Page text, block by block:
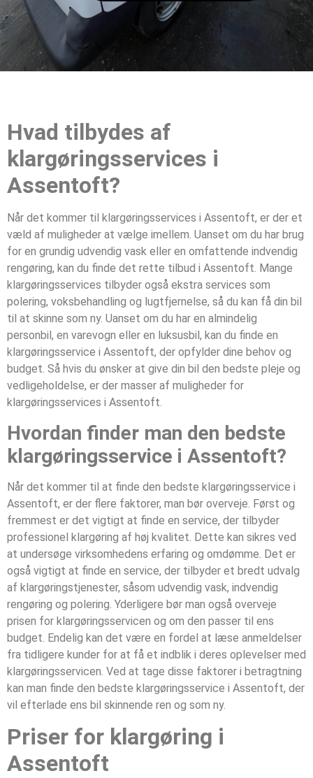
Hvad tilbydes af
klargøringsservices i
Assentoft?
Når det kommer til klargøringsservices i Assentoft, er der et
væld af muligheder at vælge imellem. Uanset om du har brug
for en grundig udvendig vask eller en omfattende indvendig
rengøring, kan du finde det rette tilbud i Assentoft. Mange
klargøringsservices tilbyder også ekstra services som
polering, voksbehandling og lugtfjernelse, så du kan få din bil
til at skinne som ny. Uanset om du har en almindelig
personbil, en varevogn eller en luksusbil, kan du finde en
klargøringsservice i Assentoft, der opfylder dine behov og
budget. Så hvis du ønsker at give din bil den bedste pleje og
vedligeholdelse, er der masser af muligheder for
klargøringsservices i Assentoft.
Hvordan finder man den bedste
klargøringsservice i Assentoft?
Når det kommer til at finde den bedste klargøringsservice i
Assentoft, er der flere faktorer, man bør overveje. Først og
fremmest er det vigtigt at finde en service, der tilbyder
professionel klargøring af høj kvalitet. Dette kan sikres ved
at undersøge virksomhedens erfaring og omdømme. Det er
også vigtigt at finde en service, der tilbyder et bredt udvalg
af klargøringstjenester, såsom udvendig vask, indvendig
rengøring og polering. Yderligere bør man også overveje
prisen for klargøringsservicen og om den passer til ens
budget. Endelig kan det være en fordel at læse anmeldelser
fra tidligere kunder for at få et indblik i deres oplevelser med
klargøringsservicen. Ved at tage disse faktorer i betragtning
kan man finde den bedste klargøringsservice i Assentoft, der
vil efterlade ens bil skinnende ren og som ny.
Priser for klargøring i
Assentoft